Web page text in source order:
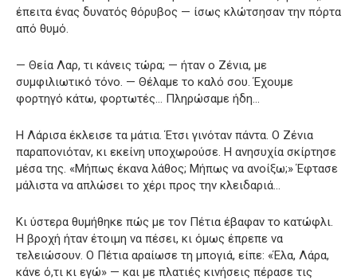
έπειτα ένας δυνατός θόρυβος — ίσως κλώτσησαν την πόρτα
από θυμό.
— Θεία Λαρ, τι κάνεις τώρα; — ήταν ο Ζένια, με
συμφιλιωτικό τόνο. — Θέλαμε το καλό σου. Έχουμε
φορτηγό κάτω, φορτωτές… Πληρώσαμε ήδη…
Η Λάρισα έκλεισε τα μάτια. Έτσι γινόταν πάντα. Ο Ζένια
παραπονιόταν, κι εκείνη υποχωρούσε. Η ανησυχία σκίρτησε
μέσα της. «Μήπως έκανα λάθος; Μήπως να ανοίξω;» Έφτασε
μάλιστα να απλώσει το χέρι προς την κλειδαριά…
Κι ύστερα θυμήθηκε πώς με τον Πέτια έβαφαν το κατώφλι.
Η βροχή ήταν έτοιμη να πέσει, κι όμως έπρεπε να
τελειώσουν. Ο Πέτια αραίωσε τη μπογιά, είπε: «Έλα, Λάρα,
κάνε ό,τι κι εγώ» — και με πλατιές κινήσεις πέρασε τις